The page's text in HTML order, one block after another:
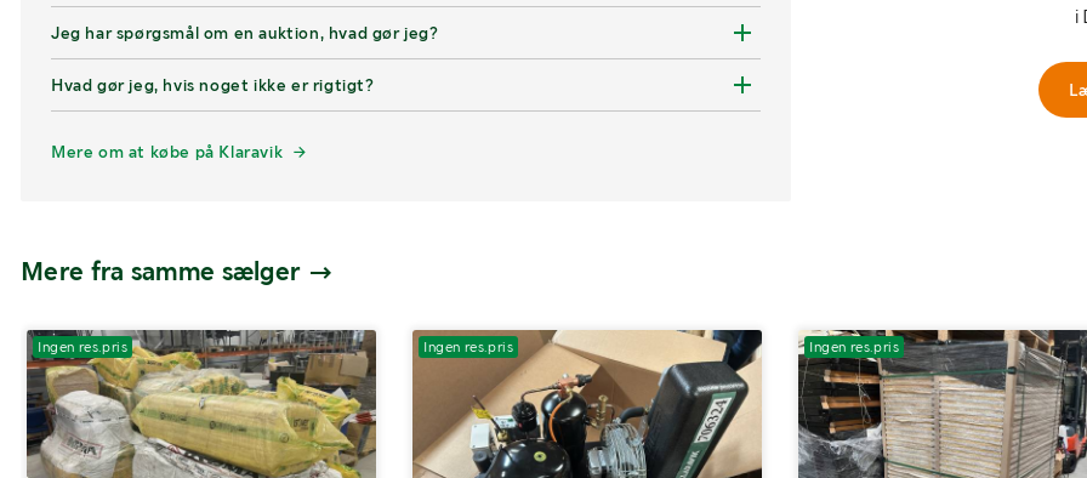
Jeg har spørgsmål om en auktion, hvad gør jeg?
Hvad gør jeg, hvis noget ikke er rigtigt?
Mere om at købe på Klaravik
i
Mere fra samme sælger
Ingen res.pris Ingen res.pris Ingen res.pris